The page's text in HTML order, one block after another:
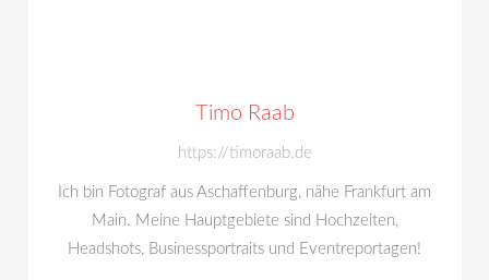
Timo Raab
https://timoraab.de
Ich bin Fotograf aus Aschaffenburg, nähe Frankfurt am
Main. Meine Hauptgebiete sind Hochzeiten,
Headshots, Businessportraits und Eventreportagen!